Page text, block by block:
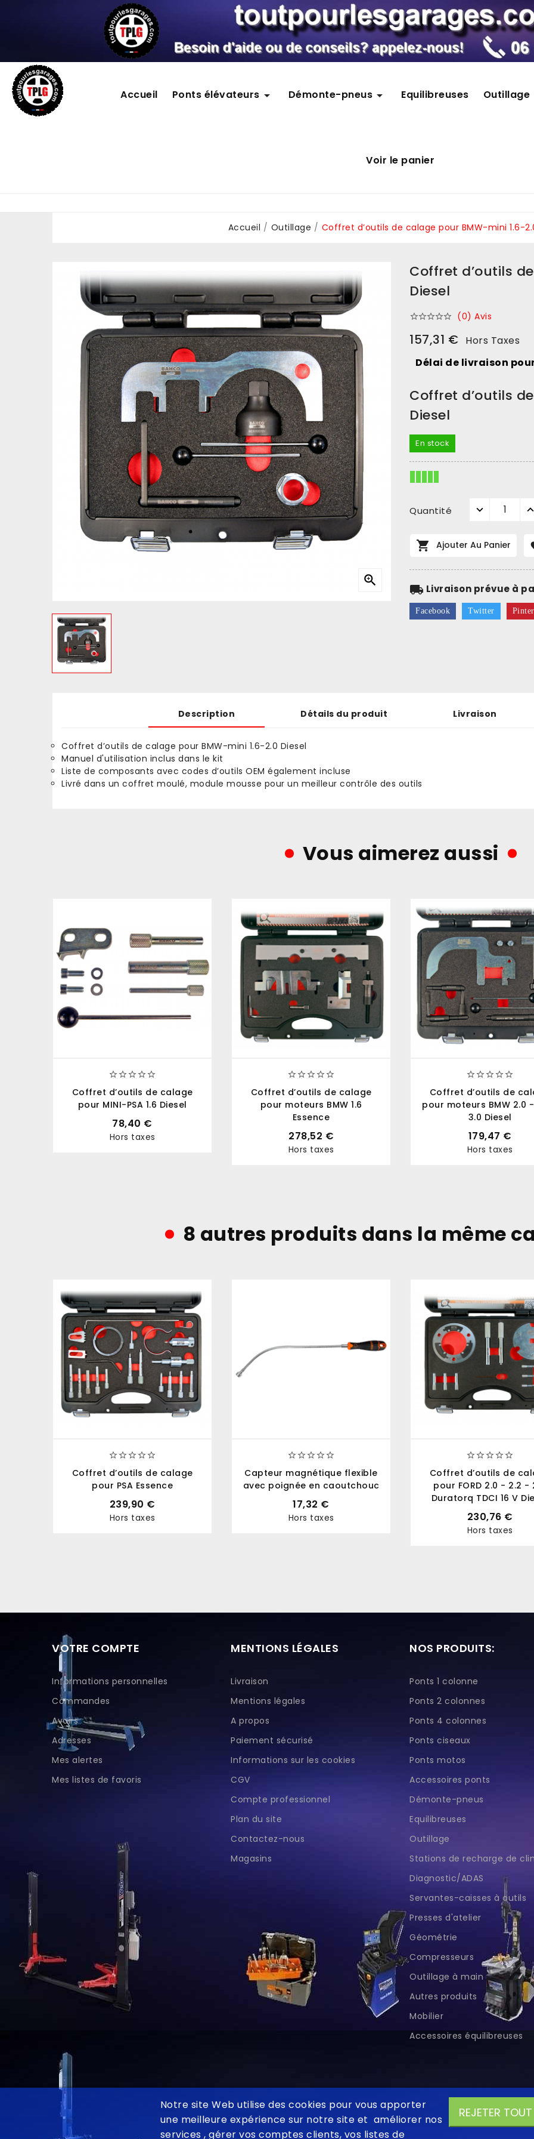
Accueil Ponts élévateurs  Démonte-pneus  Equilibreuses Outillage
Voir le panier
Accueil Outillage Coffret d’outils de calage pour BMW-mini 1.6-

Coffret d’outils
Diesel
 (0) Avis
157,31 € Hors Taxes
Délai de livraison
Coffret d’outils
Diesel
En stock
Quantité
 Ajouter Au Panier
local_shipping Livraison prévue à
Facebook Twitter
Description Détails du produit Livraison
Coffret d’outils de calage pour BMW-mini 1.6-2.0 Diesel
Manuel d'utilisation inclus dans le kit
Liste de composants avec codes d’outils OEM également incluse
Livré dans un coffret moulé, module mousse pour un meilleur contrôle des outils
Vous aimerez aussi

Coffret d’outils de calage
pour MINI-PSA 1.6 Diesel
78,40 €
Hors taxes

Coffret d’outils de calage
pour moteurs BMW 1.6
Essence
278,52 €
Hors taxes

Coffret d’outils de
pour moteurs BMW 2.0
3.0 Diesel
179,47 €
Hors taxes
8 autres produits dans la même

Coffret d’outils de calage
pour PSA Essence
239,90 €
Hors taxes

Capteur magnétique flexible
avec poignée en caoutchouc
17,32 €
Hors taxes

Coffret d’outils de
pour FORD 2.0 - 2.2 -
Duratorq TDCI 16 V
230,76 €
Hors taxes
Notre site Web utilise des cookies pour vous apporter
une meilleure expérience sur notre site et améliorer nos
services , gérer vos comptes clients, vos listes de
REJETER TOUT
VOTRE COMPTE
Informations personnelles
Commandes
Avoirs
Adresses
Mes alertes
Mes listes de favoris
MENTIONS LÉGALES
Livraison
Mentions légales
A propos
Paiement sécurisé
Informations sur les cookies
CGV
Compte professionnel
Plan du site
Contactez-nous
Magasins
NOS PRODUITS:
Ponts 1 colonne
Ponts 2 colonnes
Ponts 4 colonnes
Ponts ciseaux
Ponts motos
Accessoires ponts
Démonte-pneus
Equilibreuses
Outillage
Stations de recharge de
Diagnostic/ADAS
Servantes-caisses à outils
Presses d'atelier
Géométrie
Compresseurs
Outillage à main
Autres produits
Mobilier
Accessoires équilibreuses